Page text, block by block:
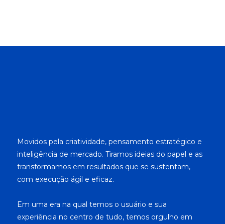
Movidos pela criatividade, pensamento estratégico e
inteligência de mercado. Tiramos ideias do papel e as
transformamos em resultados que se sustentam,
com execução ágil e eficaz.
Em uma era na qual temos o usuário e sua
experiência no centro de tudo, temos orgulho em